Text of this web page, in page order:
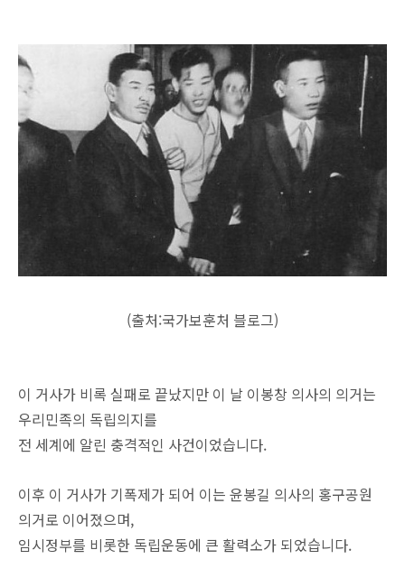
(출처:국가보훈처 블로그)
이 거사가 비록 실패로 끝났지만 이 날 이봉창 의사의 의거는
우리민족의 독립의지를
전 세계에 알린 충격적인 사건이었습니다.
이후 이 거사가 기폭제가 되어 이는 윤봉길 의사의 홍구공원
의거로 이어졌으며,
임시정부를 비롯한 독립운동에 큰 활력소가 되었습니다.